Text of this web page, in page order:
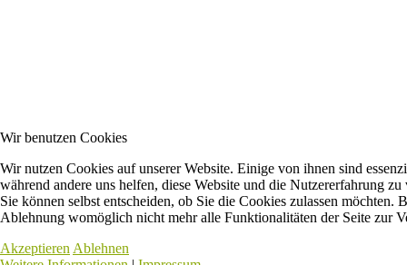
Wir benutzen Cookies
Wir nutzen Cookies auf unserer Website. Einige von ihnen sind
während andere uns helfen, diese Website und die Nutzererfahrung
Sie können selbst entscheiden, ob Sie die Cookies zulassen möchten.
Ablehnung womöglich nicht mehr alle Funktionalitäten der Seite zur
Akzeptieren Ablehnen